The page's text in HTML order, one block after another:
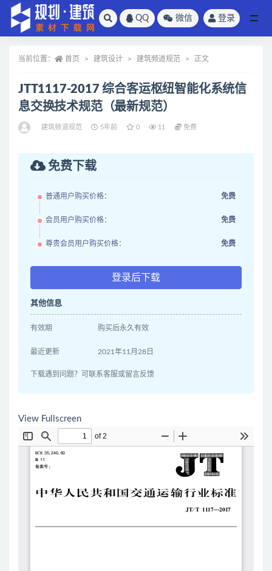
QQ 微信 登录
当前位置： 首页 建筑设计 建筑频道规范 正文
JTT1117-2017 综合客运枢纽智能化系统信
息交换技术规范（最新规范）
建筑频道规范 5年前 0 11 免费
免费下载
普通用户购买价格： 免费
会员用户购买价格： 免费
尊贵会员用户购买价格： 免费
登录后下载
其他信息
有效期 购买后永久有效
最近更新 2021年11月28日
下载遇到问题？可联系客服或留言反馈
View Fullscreen
全部